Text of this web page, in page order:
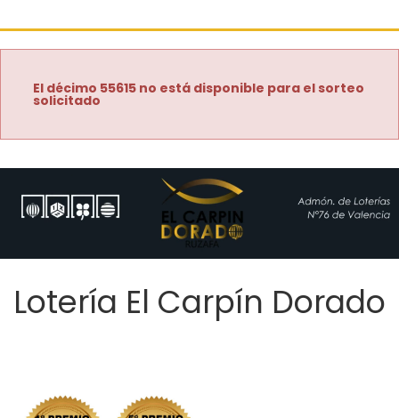
El décimo 55615 no está disponible para el sorteo
solicitado
Lotería El Carpín Dorado